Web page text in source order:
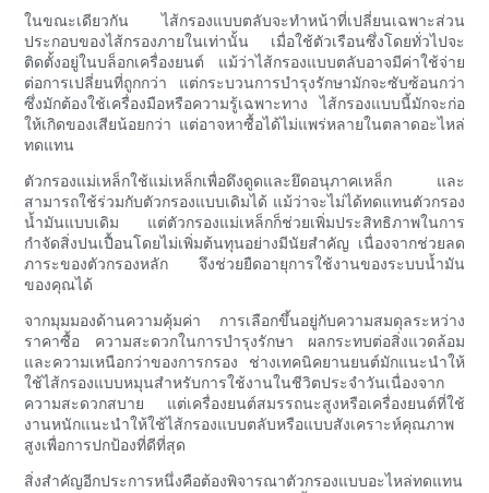
ในขณะเดียวกัน ไส้กรองแบบตลับจะทำหน้าที่เปลี่ยนเฉพาะส่วน
ประกอบของไส้กรองภายในเท่านั้น เมื่อใช้ตัวเรือนซึ่งโดยทั่วไปจะ
ติดตั้งอยู่ในบล็อกเครื่องยนต์ แม้ว่าไส้กรองแบบตลับอาจมีค่าใช้จ่าย
ต่อการเปลี่ยนที่ถูกกว่า แต่กระบวนการบำรุงรักษามักจะซับซ้อนกว่า
ซึ่งมักต้องใช้เครื่องมือหรือความรู้เฉพาะทาง ไส้กรองแบบนี้มักจะก่อ
ให้เกิดของเสียน้อยกว่า แต่อาจหาซื้อได้ไม่แพร่หลายในตลาดอะไหล่
ทดแทน
ตัวกรองแม่เหล็กใช้แม่เหล็กเพื่อดึงดูดและยึดอนุภาคเหล็ก และ
สามารถใช้ร่วมกับตัวกรองแบบเดิมได้ แม้ว่าจะไม่ได้ทดแทนตัวกรอง
น้ำมันแบบเดิม แต่ตัวกรองแม่เหล็กก็ช่วยเพิ่มประสิทธิภาพในการ
กำจัดสิ่งปนเปื้อนโดยไม่เพิ่มต้นทุนอย่างมีนัยสำคัญ เนื่องจากช่วยลด
ภาระของตัวกรองหลัก จึงช่วยยืดอายุการใช้งานของระบบน้ำมัน
ของคุณได้
จากมุมมองด้านความคุ้มค่า การเลือกขึ้นอยู่กับความสมดุลระหว่าง
ราคาซื้อ ความสะดวกในการบำรุงรักษา ผลกระทบต่อสิ่งแวดล้อม
และความเหนือกว่าของการกรอง ช่างเทคนิคยานยนต์มักแนะนำให้
ใช้ไส้กรองแบบหมุนสำหรับการใช้งานในชีวิตประจำวันเนื่องจาก
ความสะดวกสบาย แต่เครื่องยนต์สมรรถนะสูงหรือเครื่องยนต์ที่ใช้
งานหนักแนะนำให้ใช้ไส้กรองแบบตลับหรือแบบสังเคราะห์คุณภาพ
สูงเพื่อการปกป้องที่ดีที่สุด
สิ่งสำคัญอีกประการหนึ่งคือต้องพิจารณาตัวกรองแบบอะไหล่ทดแทน